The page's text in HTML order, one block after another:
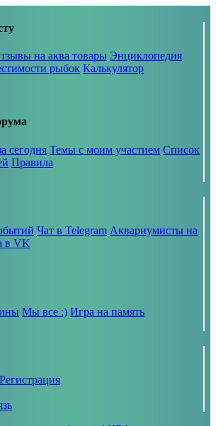
на аква товары Энциклопедия
рыбок Калькулятор
сегодня Темы с моим участием Список
Правила
Чат в Telegram Аквариумисты на
в VK
Мы все :) Игра на память